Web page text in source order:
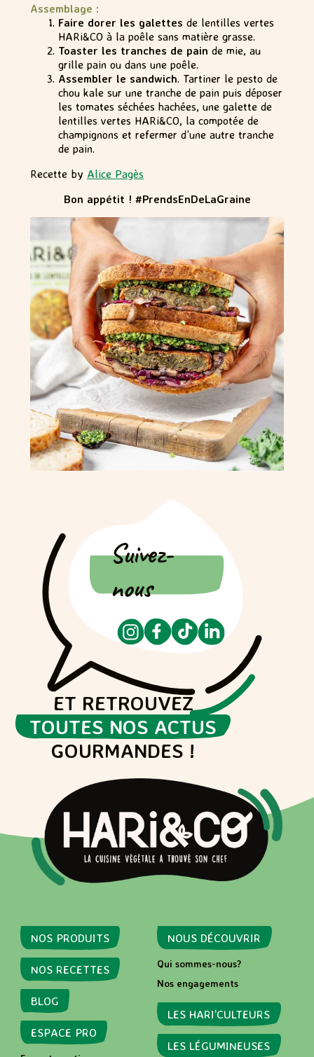
Assemblage :
Faire dorer les galettes de lentilles vertes
HARi&CO à la poêle sans matière grasse.
Toaster les tranches de pain de mie, au
grille pain ou dans une poêle.
Assembler le sandwich. Tartiner le pesto de
chou kale sur une tranche de pain puis déposer
les tomates séchées hachées, une galette de
lentilles vertes HARi&CO, la compotée de
champignons et refermer d’une autre tranche
de pain.
Recette by Alice Pagès
Bon appétit ! #PrendsEnDeLaGraine
ET RETROUVEZ
TOUTES NOS ACTUS
GOURMANDES !
Suivez-
nous
NOS PRODUITS
NOS RECETTES
BLOG
ESPACE PRO
NOUS DÉCOUVRIR
Qui sommes-nous?
Nos engagements
LES HARI’CULTEURS
LES LÉGUMINEUSES